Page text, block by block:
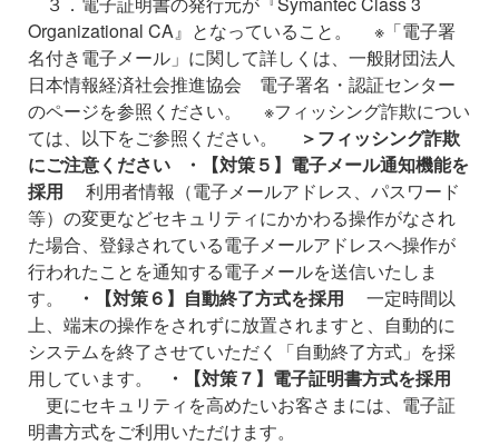
Organizational CA』となっていること。
※「電子署
名付き電子メール」に関して詳しくは、一般財団法人
日本情報経済社会推進協会 電子署名・認証センター
のページを参照ください。
※フィッシング詐欺につい
ては、以下をご参照ください。
＞フィッシング詐欺
にご注意ください
・【対策５】電子メール通知機能を
採用
利用者情報（電子メールアドレス、パスワード
等）の変更などセキュリティにかかわる操作がなされ
た場合、登録されている電子メールアドレスへ操作が
行われたことを通知する電子メールを送信いたしま
す。
・【対策６】自動終了方式を採用
一定時間以
上、端末の操作をされずに放置されますと、自動的に
システムを終了させていただく「自動終了方式」を採
用しています。
・【対策７】電子証明書方式を採用
更にセキュリティを高めたいお客さまには、電子証
明書方式をご利用いただけます。